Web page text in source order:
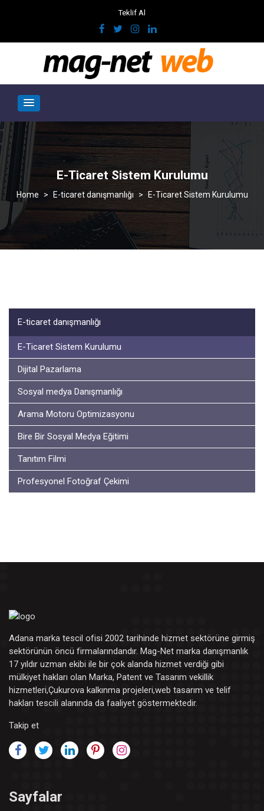
Teklif Al
E-Ticaret Sistem Kurulumu
> E-ticaret danışmanlığı > E-Ticaret Sistem Kurulumu
E-ticaret danışmanlığı
E-Ticaret Sistem Kurulumu
Dijital Pazarlama
Sosyal medya Danışmanlığı
Arama Motoru Optimizasyonu
Bire Bir Sosyal Medya Eğitimi
Tanıtım Filmi
Profesyonel Fotoğraf Çekimi
Adana marka tescil ofisi 2002 tarihinde hizmet sektörüne girmiş
sektörünün öncü firmalarındandır. Mag-Net marka danışmanlık
17 yıldır uzman ekibi ile bir çok alanda hizmet verdiği gibi
mülkiyet hakları olan Marka, Patent ve Tasarım vekillik
hizmetleri,Çukurova kalkınma projeleri,web tasarım ve telif
hakları tescili alanında da faaliyet göstermektedir.
Takip et
Sayfalar